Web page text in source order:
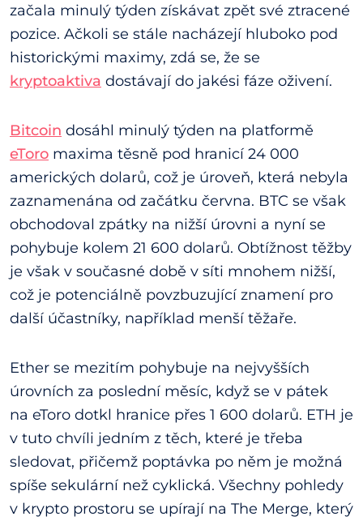
začala minulý týden získávat zpět své ztracené
pozice. Ačkoli se stále nacházejí hluboko pod
historickými maximy, zdá se, že se
kryptoaktiva dostávají do jakési fáze oživení.
Bitcoin dosáhl minulý týden na platformě
eToro maxima těsně pod hranicí 24 000
amerických dolarů, což je úroveň, která nebyla
zaznamenána od začátku června. BTC se však
obchodoval zpátky na nižší úrovni a nyní se
pohybuje kolem 21 600 dolarů. Obtížnost těžby
je však v současné době v síti mnohem nižší,
což je potenciálně povzbuzující znamení pro
další účastníky, například menší těžaře.
Ether se mezitím pohybuje na nejvyšších
úrovních za poslední měsíc, když se v pátek
na eToro dotkl hranice přes 1 600 dolarů. ETH je
v tuto chvíli jedním z těch, které je třeba
sledovat, přičemž poptávka po něm je možná
spíše sekulární než cyklická. Všechny pohledy
v krypto prostoru se upírají na The Merge, který